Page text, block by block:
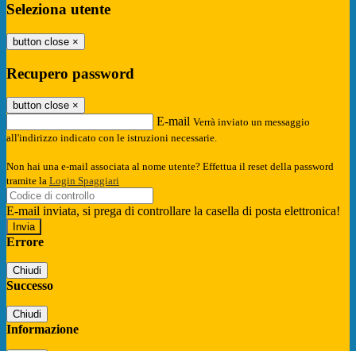
Seleziona utente
button close ×
Recupero password
button close ×
E-mail Verrà inviato un messaggio
all'indirizzo indicato con le istruzioni necessarie.
Non hai una e-mail associata al nome utente? Effettua il reset della password
tramite la Login Spaggiari
E-mail inviata, si prega di controllare la casella di posta elettronica!
Errore
Chiudi
Successo
Chiudi
Informazione